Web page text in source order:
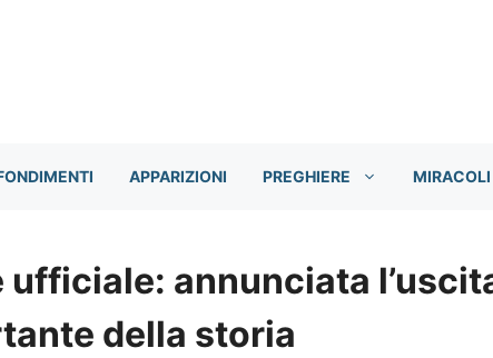
APPARIZIONI PREGHIERE
ufficiale: annunciata
della storia